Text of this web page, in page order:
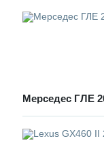
Мерседес ГЛЕ